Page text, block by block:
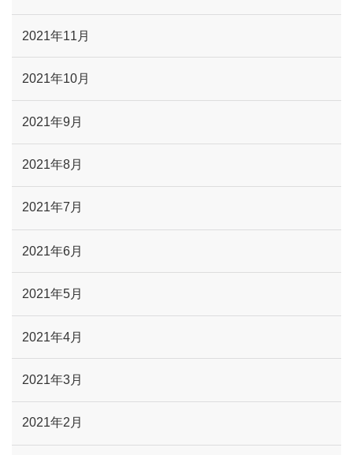
2021年11月
2021年10月
2021年9月
2021年8月
2021年7月
2021年6月
2021年5月
2021年4月
2021年3月
2021年2月